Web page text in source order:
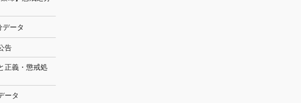
データ
告
正義・懲戒処
ータ